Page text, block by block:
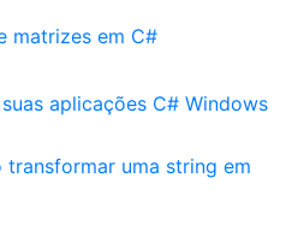
matrizes em C#
aplicações C# Windows
uma string em